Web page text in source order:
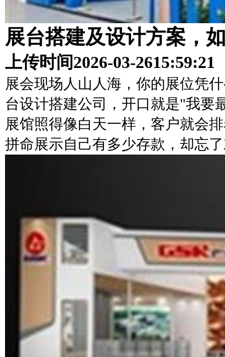
展台搭建及设计方案，
上传时间2026-03-2615:59:21
展会现场人山人海，你的展位凭
台设计搭建公司，开口就是"我要
展馆照得像白天一样，客户就会
拼命展示自己有多少存款，却忘